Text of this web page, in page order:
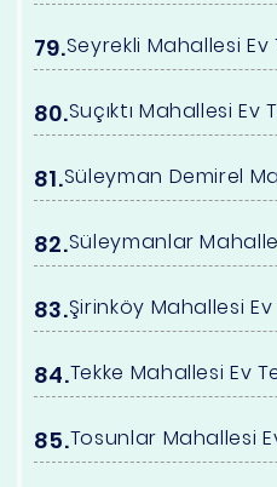
Seyrekli Mahallesi Ev
Suçıktı Mahallesi Ev
Süleyman Demirel
Süleymanlar
Şirinköy Mahallesi
Tekke Mahallesi Ev
Tosunlar Mahallesi